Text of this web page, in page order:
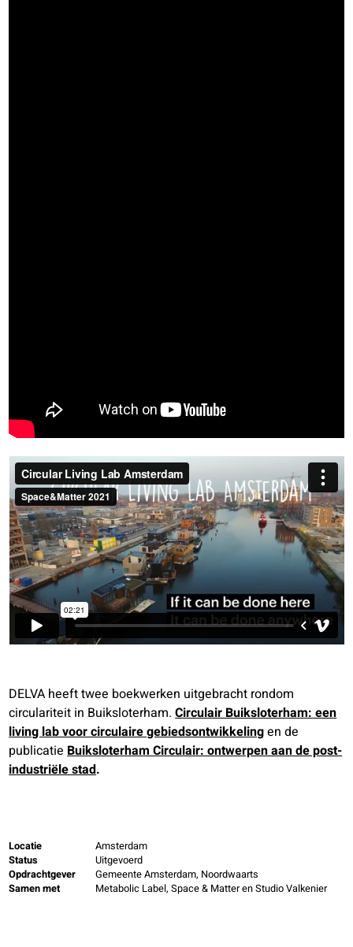
DELVA heeft twee boekwerken uitgebracht rondom
circulariteit in Buiksloterham.Circulair Buiksloterham: een
living lab voor circulaire gebiedsontwikkelingen de
publicatieBuiksloterham Circulair: ontwerpen aan de post-
industriële stad.
Locatie
Amsterdam
Status
Uitgevoerd
Opdrachtgever
Gemeente Amsterdam, Noordwaarts
Samen met
Metabolic Label, Space & Matter en Studio Valkenier